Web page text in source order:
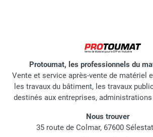
Protoumat, les professionnels du
Vente et service après-vente de matériel
les travaux du bâtiment, les travaux
destinés aux entreprises,
Nous trouver
35 route de Colmar, 67600